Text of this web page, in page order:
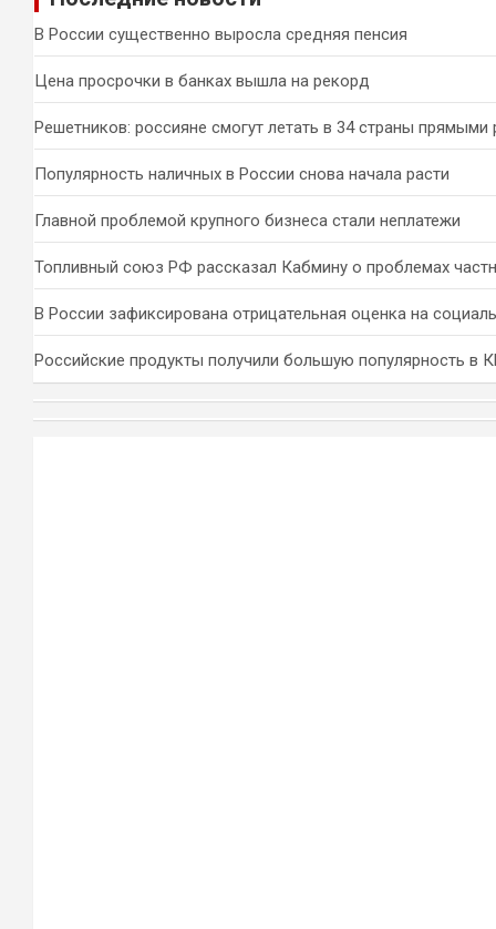
В России существенно выросла средняя пенсия
Цена просрочки в банках вышла на рекорд
Решетников: россияне смогут летать в 34 страны прямыми
Популярность наличных в России снова начала расти
Главной проблемой крупного бизнеса стали неплатежи
Топливный союз РФ рассказал Кабмину о проблемах
В России зафиксирована отрицательная оценка на
Российские продукты получили большую популярность в